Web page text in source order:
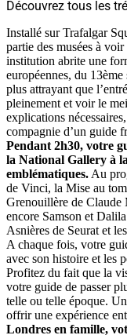
Découvrez tous les
Installé sur Trafalgar
partie des musées à
institution abrite une
européennes, du
plus attrayant que
pleinement et voir le
explications
compagnie d’un guide
Pendant 2h30, votre
la National Gallery à
emblématiques. Au
de Vinci, la Mise au
Grenouillère de Claude
encore Samson et
Asnières de Seurat et
A chaque fois, votre
avec son histoire et les
Profitez du fait que la
votre guide de passer
telle ou telle époque.
offrir une expérience
Londres en famille,